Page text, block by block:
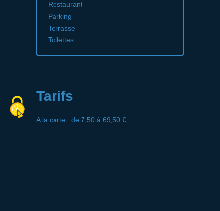
Restaurant
Parking
Terrasse
Toilettes
Tarifs
A la carte : de 7,50 à 69,50 €